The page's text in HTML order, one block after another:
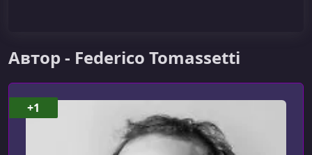
Автор - Federico Tomassetti
+1